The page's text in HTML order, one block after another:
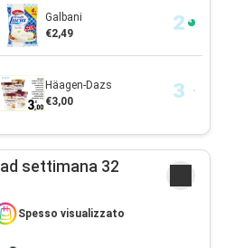
Galbani
€2,49
Häagen-Dazs
€3,00
settimana 32
Spesso visualizzato